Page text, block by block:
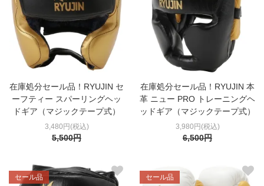
在庫処分セール品！RYUJIN セ
ーフティー スパーリングヘッ
ドギア（マジックテープ式）
3,480円(税込)
5,500円
在庫処分セール品！RYUJIN 本
革 ニュー PRO トレーニングヘ
ッドギア（マジックテープ式）
3,980円(税込)
6,500円
セール品 セール品